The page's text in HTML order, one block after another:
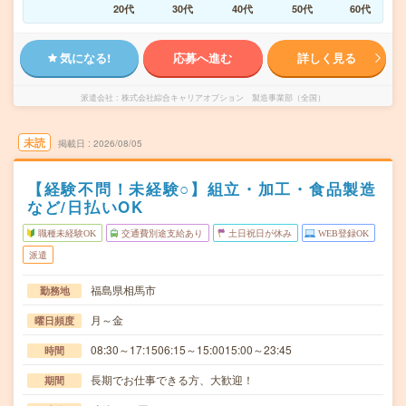
20代 30代 40代 50代 60代
気になる! 応募へ進む 詳しく見る
派遣会社 株式会社綜合キャリアオプション 製造事業部（全国）
未読 掲載日 2026/08/05
【経験不問！未経験○】組立・加工・食品製造
など/日払いOK
職種未経験OK 交通費別途支給あり 土日祝日が休み WEB登録OK
派遣
勤務地 福島県相馬市
曜日頻度 月～金
時間 08:30～17:1506:15～15:0015:00～23:45
期間 長期でお仕事できる方、大歓迎！